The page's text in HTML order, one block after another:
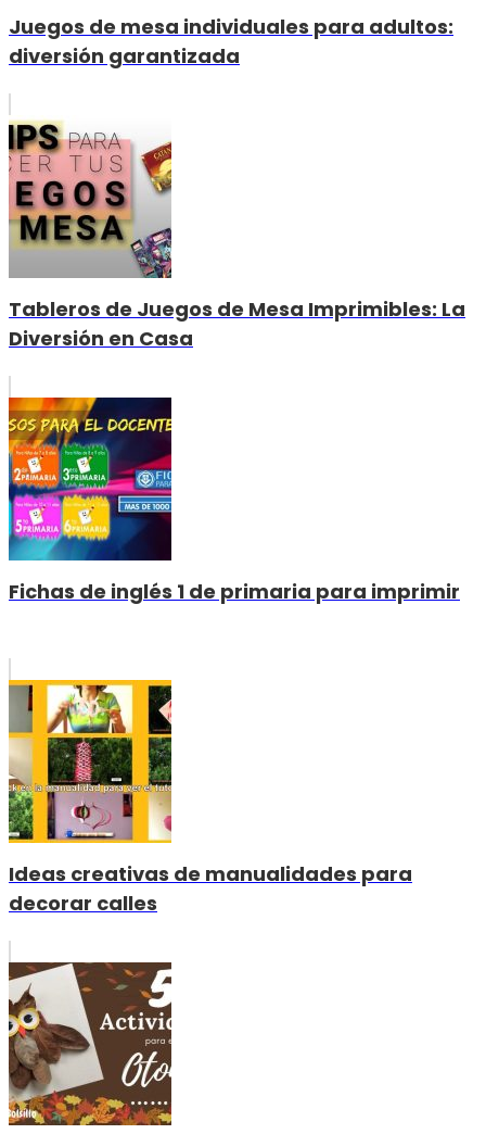
Juegos de mesa individuales para adultos:
diversión garantizada
Tableros de Juegos de Mesa Imprimibles: La
Diversión en Casa
Fichas de inglés 1 de primaria para imprimir
Ideas creativas de manualidades para
decorar calles